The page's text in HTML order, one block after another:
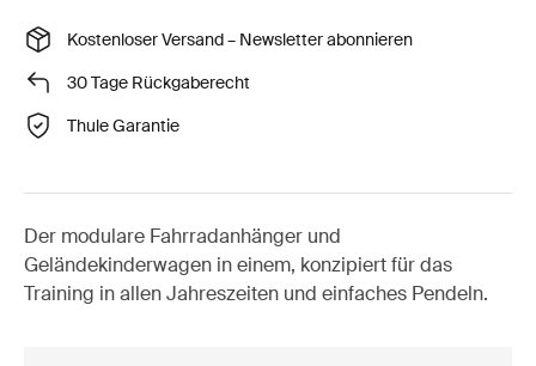
Kostenloser Versand – Newsletter abonnieren
30 Tage Rückgaberecht
Thule Garantie
Der modulare Fahrradanhänger und
Geländekinderwagen in einem, konzipiert für das
Training in allen Jahreszeiten und einfaches Pendeln.